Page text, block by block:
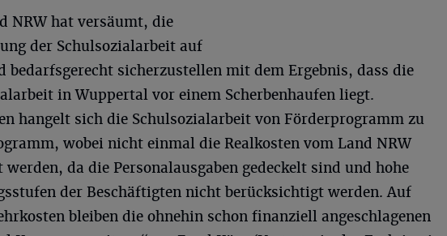
NRW hat versäumt, die
der Schulsozialarbeit auf
bedarfsgerecht sicherzustellen mit dem Ergebnis, dass die
in Wuppertal vor einem Scherbenhaufen liegt.
hangelt sich die Schulsozialarbeit von Förderprogramm zu
wobei nicht einmal die Realkosten vom Land NRW
werden, da die Personalausgaben gedeckelt sind und hohe
der Beschäftigten nicht berücksichtigt werden. Auf
bleiben die ohnehin schon finanziell angeschlagenen